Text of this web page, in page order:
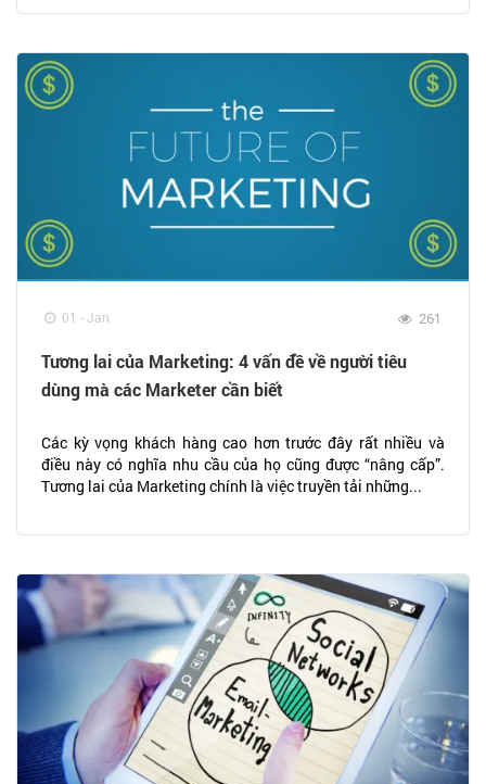
01 - Jan 261
Tương lai của Marketing: 4 vấn đề về người tiêu
dùng mà các Marketer cần biết
Các kỳ vọng khách hàng cao hơn trước đây rất nhiều và
điều này có nghĩa nhu cầu của họ cũng được “nâng cấp”.
Tương lai của Marketing chính là việc truyền tải những...